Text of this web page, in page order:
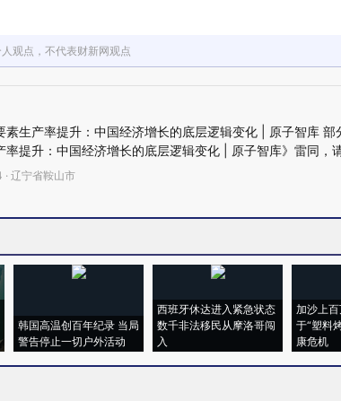
观点，不代表财新网观点
素生产率提升：中国经济增长的底层逻辑变化 | 原子智库 部
率提升：中国经济增长的底层逻辑变化 | 原子智库》雷同，
辽宁省鞍山市
韩国高温创百年纪录 当局
警告停止一切户外活动
西班牙休达进入紧急状态
数千非法移民从摩洛哥闯
入
加沙上
于“塑料
康危机